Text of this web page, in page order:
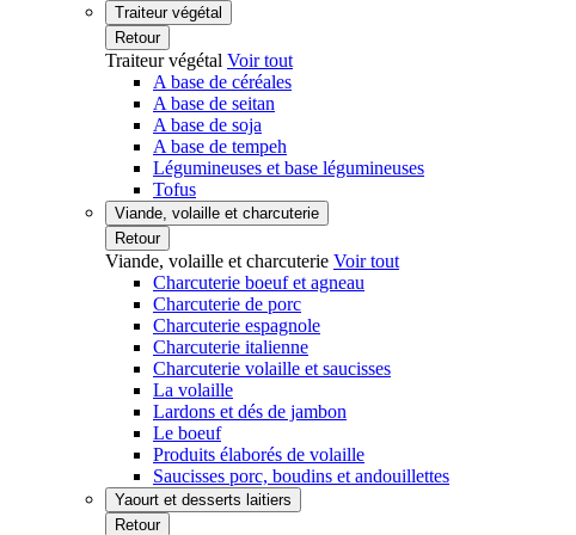
Traiteur végétal
Retour
Traiteur végétal Voir tout
A base de céréales
A base de seitan
A base de soja
A base de tempeh
Légumineuses et base légumineuses
Tofus
Viande, volaille et charcuterie
Retour
Viande, volaille et charcuterie Voir tout
Charcuterie boeuf et agneau
Charcuterie de porc
Charcuterie espagnole
Charcuterie italienne
Charcuterie volaille et saucisses
La volaille
Lardons et dés de jambon
Le boeuf
Produits élaborés de volaille
Saucisses porc, boudins et andouillettes
Yaourt et desserts laitiers
Retour